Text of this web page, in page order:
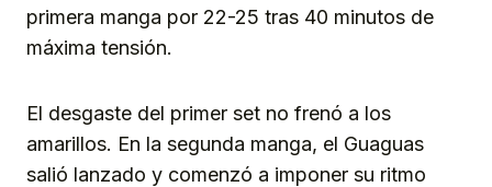
primera manga por 22-25 tras 40 minutos de
máxima tensión.
El desgaste del primer set no frenó a los
amarillos. En la segunda manga, el Guaguas
salió lanzado y comenzó a imponer su ritmo